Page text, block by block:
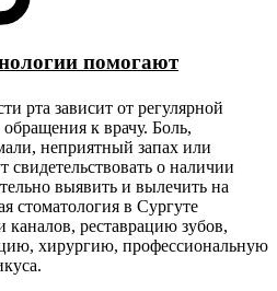
помогают
рта зависит от регулярной
к врачу. Боль,
неприятный запах или
свидетельствовать о наличии
выявить и вылечить на
стоматология в Сургуте
каналов, реставрацию зубов,
хирургию, профессиональную